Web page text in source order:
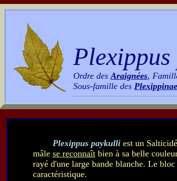
Ordre desAraignées,
Sous-famille des Plexippinae
Plexippus paykulliest un
mâle se reconnaîtbien à sa belle
rayé d'une large bande blanche. Le
caractéristique.